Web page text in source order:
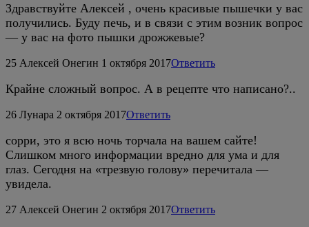
Здравствуйте Алексей , очень красивые пышечки у вас
получились. Буду печь, и в связи с этим возник вопрос
— у вас на фото пышки дрожжевые?
25 Алексей Онегин 1 октября 2017Ответить
Крайне сложный вопрос. А в рецепте что написано?..
26 Лунара 2 октября 2017Ответить
сорри, это я всю ночь торчала на вашем сайте!
Слишком много информации вредно для ума и для
глаз. Сегодня на «трезвую голову» перечитала —
увидела.
27 Алексей Онегин 2 октября 2017Ответить